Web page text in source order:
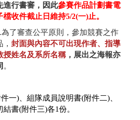
進行書審，因此參賽作品計劃書電
檔收件截止日維持5/2(一)止。
為了審查公平原則，參加競賽之作
， 封面與內容不可出現作者、指導
授姓名及系所名稱，展出之海報亦
。
件一) 、組隊成員說明書(附件二)
結書(附件三)各1份。